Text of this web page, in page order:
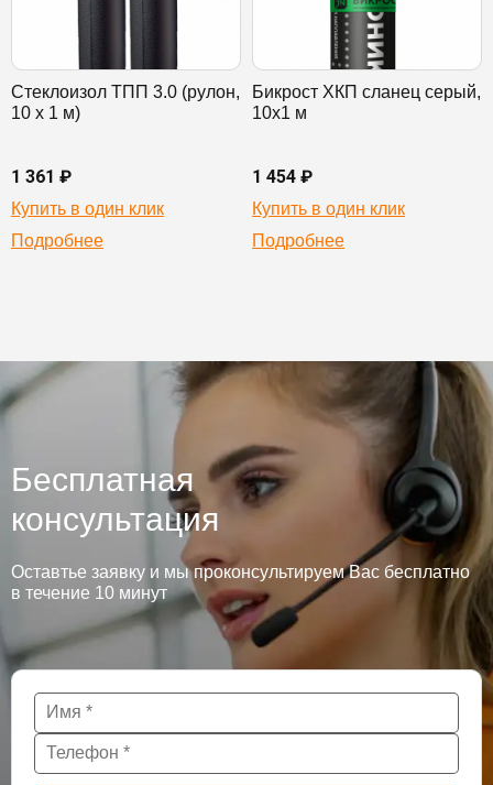
Стеклоизол ТПП 3.0 (рулон,
10 х 1 м)
1 361 ₽
Купить в один клик
Подробнее
Бикрост ХКП сланец серый,
10х1 м
1 454 ₽
Купить в один клик
Подробнее
Бесплатная
консультация
Оставтье заявку и мы проконсультируем Вас бесплатно
в течение 10 минут